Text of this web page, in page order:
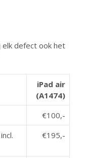
elk defect ook het
iPad air
(A1474)
€100,-
€195,-